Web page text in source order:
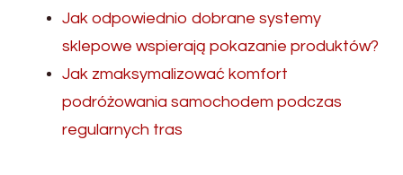
Jak odpowiednio dobrane systemy
sklepowe wspierają pokazanie produktów?
Jak zmaksymalizować komfort
podróżowania samochodem podczas
regularnych tras